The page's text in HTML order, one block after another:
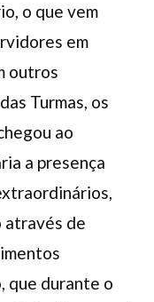
o que vem
em
outros
Turmas, os
ao
a presença
através de
que durante o